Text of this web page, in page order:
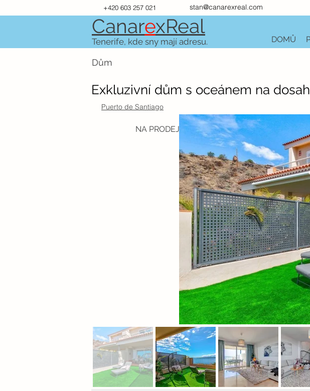
+420 603 257 021 stan@canarexreal.com
CanarexReal
Tenerife, kde sny mají adresu. DOMŮ
Dům
Exkluzivní dům s oceánem na
Puerto de Santiago
NA PRODEJ